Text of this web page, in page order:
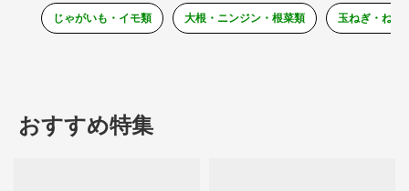
じゃがいも・イモ類 大根・ニンジン・根菜類 玉ねぎ・ねぎ
おすすめ特集